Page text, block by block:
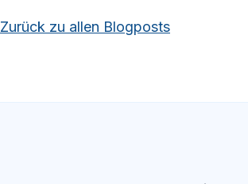
Zurück zu allen Blogposts